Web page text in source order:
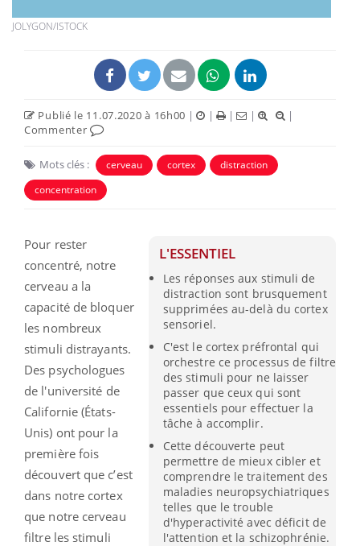
JOLYGON/ISTOCK
Publié le 11.07.2020 à 16h00 | | | |
|
Commenter
Mots clés : cerveau cortex
distraction
concentration
L'ESSENTIEL
Les réponses aux stimuli de
distraction sont brusquement
supprimées au-delà du cortex
sensoriel.
C'est le cortex préfrontal qui
orchestre ce processus de filtre
des stimuli pour ne laisser
passer que ceux qui sont
essentiels pour effectuer la
tâche à accomplir.
Cette découverte peut
permettre de mieux cibler et
comprendre le traitement des
maladies neuropsychiatriques
telles que le trouble
d'hyperactivité avec déficit de
l'attention et la schizophrénie.
Pour rester
concentré, notre
cerveau a la
capacité de bloquer
les nombreux
stimuli distrayants.
Des psychologues
de l'université de
Californie (États-
Unis) ont pour la
première fois
découvert que c’est
dans notre cortex
que notre cerveau
filtre les stimuli